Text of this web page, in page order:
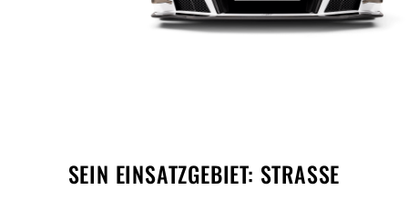
SEIN EINSATZGEBIET: STRASSE